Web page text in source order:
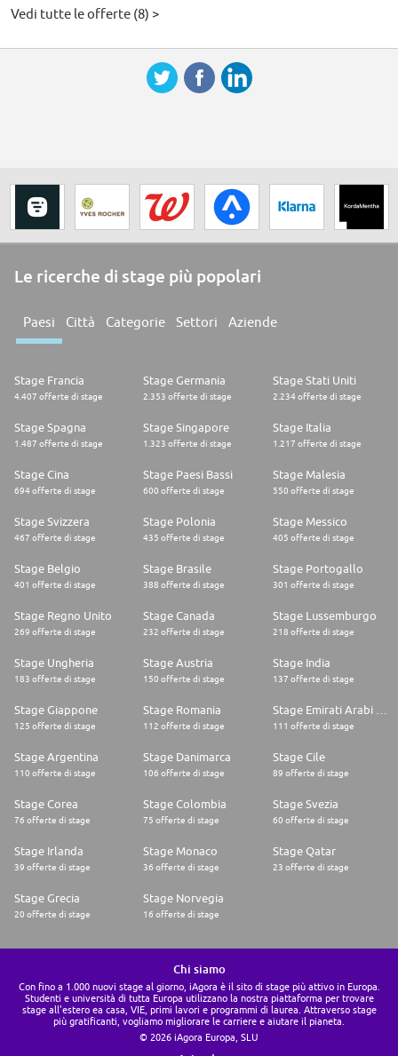
Vedi tutte le offerte (8) >
Le ricerche di stage più popolari
Paesi Città Categorie Settori Aziende
Stage Francia
4.407 offerte di stage
Stage Germania
2.353 offerte di stage
Stage Stati Uniti
2.234 offerte di stage
Stage Spagna
1.487 offerte di stage
Stage Singapore
1.323 offerte di stage
Stage Italia
1.217 offerte di stage
Stage Cina
694 offerte di stage
Stage Paesi Bassi
600 offerte di stage
Stage Malesia
550 offerte di stage
Stage Svizzera
467 offerte di stage
Stage Polonia
435 offerte di stage
Stage Messico
405 offerte di stage
Stage Belgio
401 offerte di stage
Stage Brasile
388 offerte di stage
Stage Portogallo
301 offerte di stage
Stage Regno Unito
269 offerte di stage
Stage Canada
232 offerte di stage
Stage Lussemburgo
218 offerte di stage
Stage Ungheria
183 offerte di stage
Stage Austria
150 offerte di stage
Stage India
137 offerte di stage
Stage Giappone
125 offerte di stage
Stage Romania
112 offerte di stage 111 offerte di stage
Stage Argentina
110 offerte di stage
Stage Danimarca
106 offerte di stage
Stage Cile
89 offerte di stage
Stage Corea
76 offerte di stage
Stage Colombia
75 offerte di stage
Stage Svezia
60 offerte di stage
Stage Irlanda
39 offerte di stage
Stage Monaco
36 offerte di stage
Stage Qatar
23 offerte di stage
Stage Grecia
20 offerte di stage
Stage Norvegia
16 offerte di stage
Chi siamo
Con fino a 1.000 nuovi stage al giorno, iAgora è il sito di stage più attivo in Europa.
Studenti e università di tutta Europa utilizzano la nostra piattaforma per trovare
stage all'estero ea casa, VIE, primi lavori e programmi di laurea. Attraverso stage
più gratificanti, vogliamo migliorare le carriere e aiutare il pianeta.
© 2026 iAgora Europa, SLU